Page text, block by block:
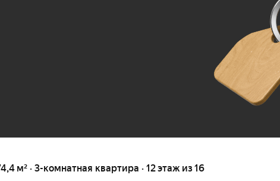
74,4 м² · 3-комнатная квартира · 12 этаж из 16